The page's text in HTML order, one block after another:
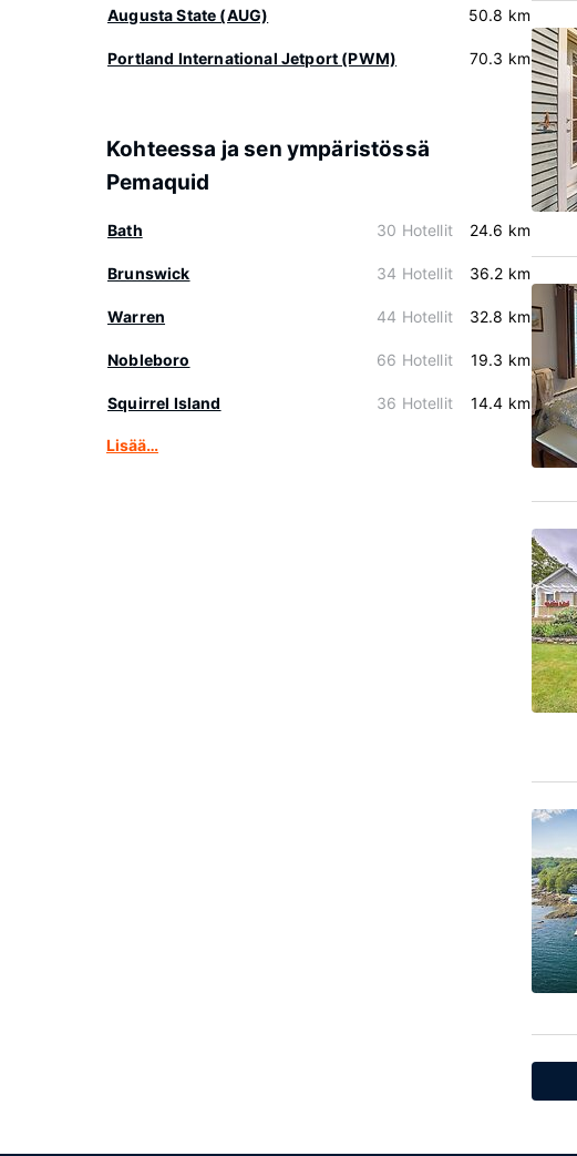
Augusta State (AUG) 50.8 km
Portland International Jetport (PWM) 70.3 km
Kohteessa ja sen ympäristössä
Pemaquid
Bath 30 Hotellit 24.6 km
Brunswick 34 Hotellit 36.2 km
Warren 44 Hotellit 32.8 km
Nobleboro 66 Hotellit 19.3 km
Squirrel Island 36 Hotellit 14.4 km
Lisää…